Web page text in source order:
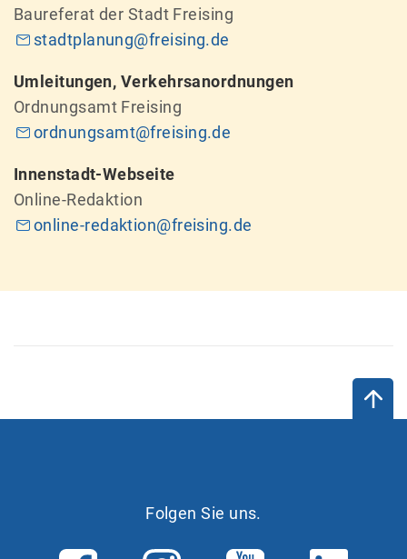
Baureferat der Stadt Freising
stadtplanung@freising.de
Umleitungen, Verkehrsanordnungen
Ordnungsamt Freising
ordnungsamt@freising.de
Innenstadt-Webseite
Online-Redaktion
online-redaktion@freising.de
Folgen Sie uns.